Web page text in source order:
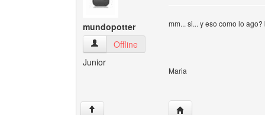
mundopotter
mundopotter Ver perfil del usuario
Offline
Junior
mm... si... y eso como lo
Maria
↑ Visitar sitio web del